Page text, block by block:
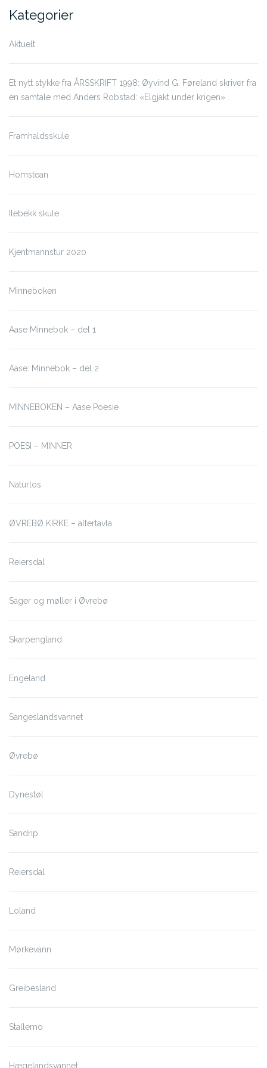
Kategorier
Aktuelt
Et nytt stykke fra ÅRSSKRIFT 1998: Øyvind G. Føreland skriver fra
en samtale med Anders Robstad: «Elgjakt under krigen»
Framhaldsskule
Homstean
Ilebekk skule
Kjentmannstur 2020
Minneboken
Aase Minnebok – del 1
Aase: Minnebok – del 2
MINNEBOKEN – Aase Poesie
POESI – MINNER
Naturlos
ØVREBØ KIRKE – altertavla
Reiersdal
Sager og møller i Øvrebø
Skarpengland
Engeland
Sangeslandsvannet
Øvrebø
Dynestøl
Sandrip
Reiersdal
Loland
Mørkevann
Greibesland
Stallemo
Hægelandsvannet